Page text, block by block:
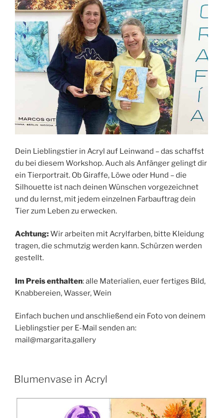
Dein Lieblingstier in Acryl auf Leinwand – das schaffst
du bei diesem Workshop. Auch als Anfänger gelingt dir
ein Tierportrait. Ob Giraffe, Löwe oder Hund – die
Silhouette ist nach deinen Wünschen vorgezeichnet
und du lernst, mit jedem einzelnen Farbauftrag dein
Tier zum Leben zu erwecken.
Achtung:Wir arbeiten mit Acrylfarben, bitte Kleidung
tragen, die schmutzig werden kann. Schürzen werden
gestellt.
Im Preis enthalten:alle Materialien, euer fertiges Bild,
Knabbereien, Wasser, Wein
Einfach buchen und anschließend ein Foto von deinem
Lieblingstier per E-Mail senden an:
mail@margarita.gallery
Blumenvase in Acryl